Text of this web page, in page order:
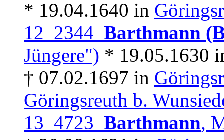
* 19.04.1640 in
12 2344 Barthmann
Jüngere") * 19.05.1630
† 07.02.1697 in
Göringsreuth b.
13 4723 Barthmann,